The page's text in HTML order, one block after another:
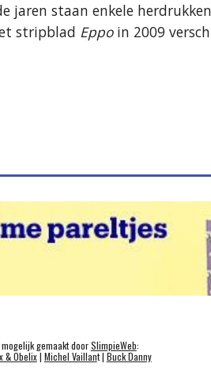
jaren staan enkele
stripblad Eppo in 2009
gemaakt doorSlimpieWeb:
& Obelix| Michel Vaillant | Buck Danny